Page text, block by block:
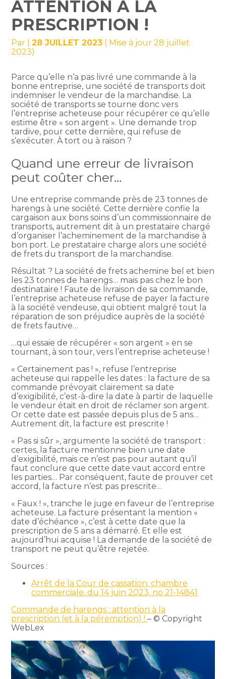
ATTENTION À LA
PRESCRIPTION !
Par |28 JUILLET 2023 ( Mise à jour 28 juillet
2023)
Parce qu’elle n’a pas livré une commande à la
bonne entreprise, une société de transports doit
indemniser le vendeur de la marchandise. La
société de transports se tourne donc vers
l’entreprise acheteuse pour récupérer ce qu’elle
estime être « son argent ». Une demande trop
tardive, pour cette dernière, qui refuse de
s’exécuter. À tort ou à raison ?
Quand une erreur de livraison
peut coûter cher…
Une entreprise commande près de 23 tonnes de
harengs à une société. Cette dernière confie la
cargaison aux bons soins d’un commissionnaire de
transports, autrement dit à un prestataire chargé
d’organiser l’acheminement de la marchandise à
bon port. Le prestataire charge alors une société
de frets du transport de la marchandise.
Résultat ? La société de frets achemine bel et bien
les 23 tonnes de harengs… mais pas chez le bon
destinataire ! Faute de livraison de sa commande,
l’entreprise acheteuse refuse de payer la facture
à la société vendeuse, qui obtient malgré tout la
réparation de son préjudice auprès de la société
de frets fautive…
…qui essaie de récupérer « son argent » en se
tournant, à son tour, vers l’entreprise acheteuse !
« Certainement pas ! », refuse l’entreprise
acheteuse qui rappelle les dates : la facture de sa
commande prévoyait clairement sa date
d’exigibilité, c’est-à-dire la date à partir de laquelle
le vendeur était en droit de réclamer son argent.
Or cette date est passée depuis plus de 5 ans…
Autrement dit, la facture est prescrite !
« Pas si sûr », argumente la société de transport :
certes, la facture mentionne bien une date
d’exigibilité, mais ce n’est pas pour autant qu’il
faut conclure que cette date vaut accord entre
les parties… Par conséquent, faute de prouver cet
accord, la facture n’est pas prescrite…
« Faux ! », tranche le juge en faveur de l’entreprise
acheteuse. La facture présentant la mention «
date d’échéance », c’est à cette date que la
prescription de 5 ans a démarré. Et elle est
aujourd’hui acquise ! La demande de la société de
transport ne peut qu’être rejetée.
Sources :
Arrêt de la Cour de cassation, chambre
commerciale, du 14 juin 2023, no 21-14841
Commande de harengs : attention à la
prescription (et à la péremption) !– © Copyright
WebLex